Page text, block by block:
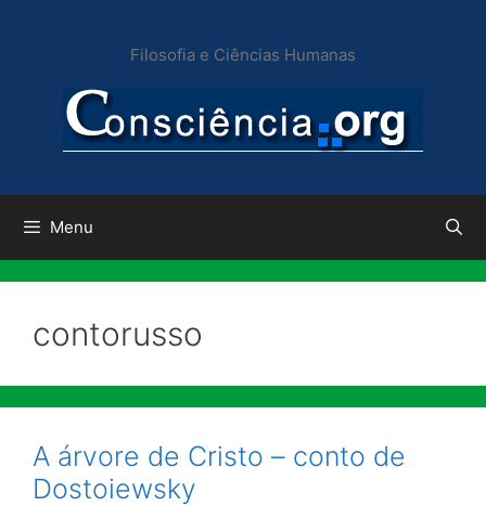
conteúdo
Filosofia e Ciências Humanas
Menu
contorusso
A árvore de Cristo – conto de
Dostoiewsky